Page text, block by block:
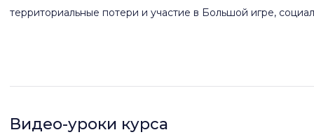
территориальные потери и участие в Большой игре,
и традициями. Произведения каджарского искусства
перелома в истории страны, время забвения и
Видео-уроки курса